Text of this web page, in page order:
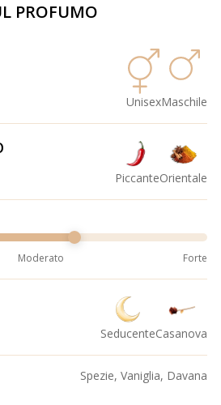
PROFUMO
UnisexMaschile
PiccanteOrientale
Moderato Forte
SeducenteCasanova
Spezie, Vaniglia, Davana